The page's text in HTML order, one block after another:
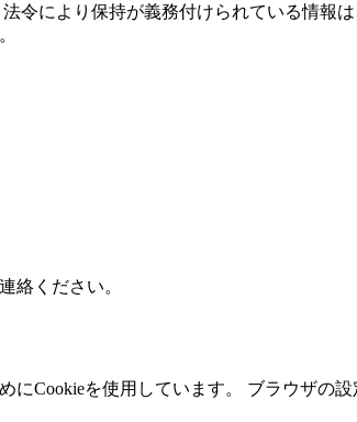
令により保持が義務付けられている情報
絡ください。
Cookieを使用しています。 ブラウザの